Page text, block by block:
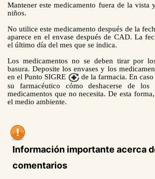
Mantener este medicamento fuera de la vista
niños.
No utilice este medicamento después de la
aparece en el envase después de CAD. La
el último día del mes que se indica.
Los medicamentos no se deben tirar por
basura. Deposite los envases y los
en el Punto SIGRE
de la farmacia. En
su farmacéutico cómo deshacerse de
medicamentos que no necesita. De esta
el medio ambiente.
Información importante acerca
comentarios